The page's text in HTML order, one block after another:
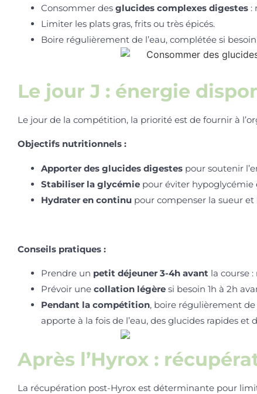
Consommer des glucides complexes digestes :
Limiter les plats gras, frits ou très épicés.
Boire régulièrement de l’eau, complétée si
Le jour J : énergie
Le jour de la compétition, la priorité est de fournir à
Objectifs nutritionnels :
Apporter des glucides digestes pour soutenir
Stabiliser la glycémie pour éviter hypoglycémie
Hydrater en continu pour compenser la sueur et
Conseils pratiques :
Prendre un petit déjeuner 3-4h avant la course
Prévoir une collation légère si besoin 1h à 2h
Pendant la compétition, boire régulièrement
apporte à la fois de l’eau, des glucides rapides
Après l’Hyrox :
La récupération post-Hyrox est déterminante pour